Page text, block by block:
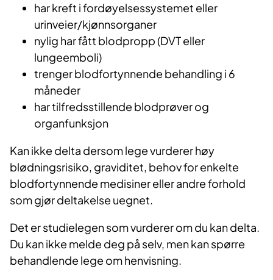
har kreft i fordøyelsessystemet eller
urinveier/kjønnsorganer
nylig har fått blodpropp (DVT eller
lungeemboli)
trenger blodfortynnende behandling i 6
måneder
har tilfredsstillende blodprøver og
organfunksjon
Kan ikke delta dersom lege vurderer høy
blødningsrisiko, graviditet, behov for enkelte
blodfortynnende medisiner eller andre forhold
som gjør deltakelse uegnet.
Det er studielegen som vurderer om du kan delta.
Du kan ikke melde deg på selv, men kan spørre
behandlende lege om henvisning.